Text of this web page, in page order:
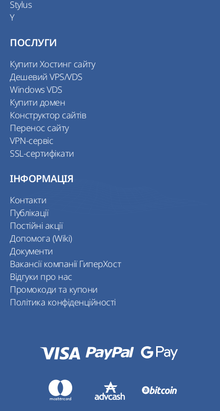
Stylus
Y
ПОСЛУГИ
Купити Хостинг сайту
Дешевий VPS/VDS
Windows VDS
Купити домен
Конструктор сайтів
Перенос сайту
VPN-сервіс
SSL-сертифікати
ІНФОРМАЦІЯ
Контакти
Публікації
Постійні акції
Допомога (Wiki)
Документи
Вакансії компанії ГиперХост
Відгуки про нас
Промокоди та купони
Політика конфіденційності